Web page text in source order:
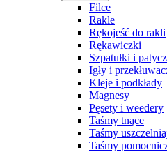
Filce
Rakle
Rękojeść do rakli
Rękawiczki
Szpatułki i
Igły i
Kleje i podkłady
Magnesy
Pęsety i weedery
Taśmy tnące
Taśmy
Taśmy